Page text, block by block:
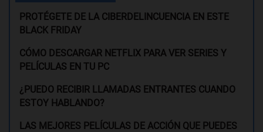
PROTÉGETE DE LA CIBERDELINCUENCIA EN ESTE
BLACK FRIDAY
CÓMO DESCARGAR NETFLIX PARA VER SERIES Y
PELÍCULAS EN TU PC
¿PUEDO RECIBIR LLAMADAS ENTRANTES CUANDO
ESTOY HABLANDO?
LAS MEJORES PELÍCULAS DE ACCIÓN QUE PUEDES